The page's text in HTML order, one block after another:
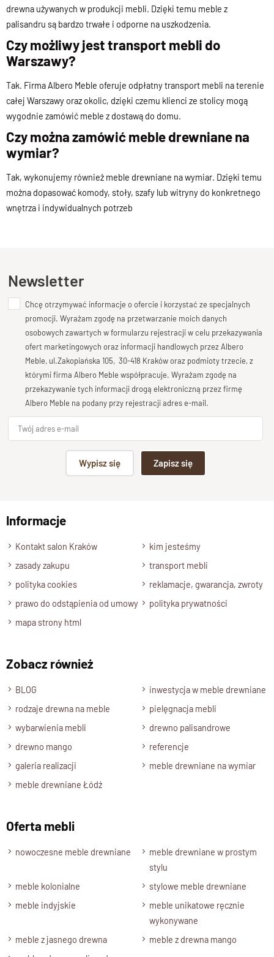
drewna używanych w produkcji mebli. Dzięki temu meble z
palisandru są bardzo trwałe i odporne na uszkodzenia.
Czy możliwy jest transport mebli do
Warszawy?
Tak. Firma Albero Meble oferuje odpłatny transport mebli na terenie
całej Warszawy oraz okolic, dzięki czemu klienci ze stolicy mogą
wygodnie zamówić meble z dostawą do domu.
Czy można zamówić meble drewniane na
wymiar?
Tak, wykonujemy również meble drewniane na wymiar. Dzięki temu
można dopasować komody, stoły, szafy lub witryny do konkretnego
wnętrza i indywidualnych potrzeb
Newsletter
Chcę otrzymywać informacje o ofercie i korzystać ze specjalnych
promocji. Wyrażam zgodę na przetwarzanie moich danych
osobowych zawartych w formularzu rejestracji w celu przekazywania
ofert marketingowych oraz informacji handlowych przez Albero
Meble, ul.Zakopiańska 105, 30-418 Kraków oraz podmioty trzecie, z
którymi firma Albero Meble współpracuje. Wyrażam zgodę na
przekazywanie tych informacji drogą elektroniczną przez firmę
Albero Meble na podany przy rejestracji adres e-mail.
Wypisz się Zapisz się
Informacje
Kontakt salon Kraków
kim jesteśmy
zasady zakupu
transport mebli
polityka cookies
reklamacje, gwarancja, zwroty
prawo do odstąpienia od umowy
polityka prywatności
mapa strony html
Zobacz również
BLOG
inwestycja w meble drewniane
rodzaje drewna na meble
pielęgnacja mebli
wybarwienia mebli
drewno palisandrowe
drewno mango
referencje
galeria realizacji
meble drewniane na wymiar
meble drewniane Łódź
Oferta mebli
nowoczesne meble drewniane
meble drewniane w prostym
stylu
meble kolonialne
stylowe meble drewniane
meble indyjskie
meble unikatowe ręcznie
wykonywane
meble z jasnego drewna
meble z drewna mango